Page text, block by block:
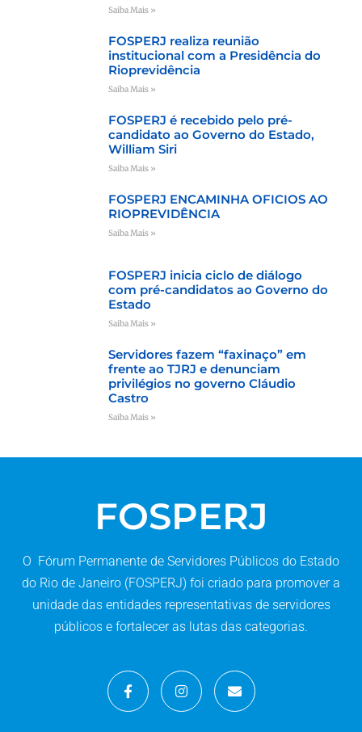
Saiba Mais »
FOSPERJ realiza reunião
institucional com a Presidência do
Rioprevidência
Saiba Mais »
FOSPERJ é recebido pelo pré-
candidato ao Governo do Estado,
William Siri
Saiba Mais »
FOSPERJ ENCAMINHA OFICIOS AO
RIOPREVIDÊNCIA
Saiba Mais »
FOSPERJ inicia ciclo de diálogo
com pré-candidatos ao Governo do
Estado
Saiba Mais »
Servidores fazem “faxinaço” em
frente ao TJRJ e denunciam
privilégios no governo Cláudio
Castro
Saiba Mais »
FOSPERJ
O Fórum Permanente de Servidores Públicos do Estado
do Rio de Janeiro (FOSPERJ) foi criado para promover a
unidade das entidades representativas de servidores
públicos e fortalecer as lutas das categorias.